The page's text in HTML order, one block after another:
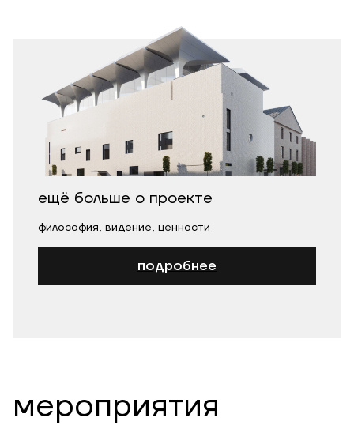
ещё больше о проекте
философия, видение, ценности
подробнее
мероприятия